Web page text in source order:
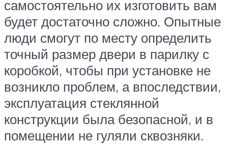
самостоятельно их изготовить вам
будет достаточно сложно. Опытные
люди смогут по месту определить
точный размер двери в парилку с
коробкой, чтобы при установке не
возникло проблем, а впоследствии,
эксплуатация стеклянной
конструкции была безопасной, и в
помещении не гуляли сквозняки.